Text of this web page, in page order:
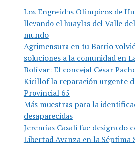
Los Engreídos Olímpicos de
llevando el huaylas del Valle
mundo
Agrimensura en tu Barrio
soluciones a la comunidad en
Bolívar: El concejal César
Kicillof la reparación urgente
Provincial 65
Más muestras para la
desaparecidas
Jeremías Casali fue designado
Libertad Avanza en la Séptima